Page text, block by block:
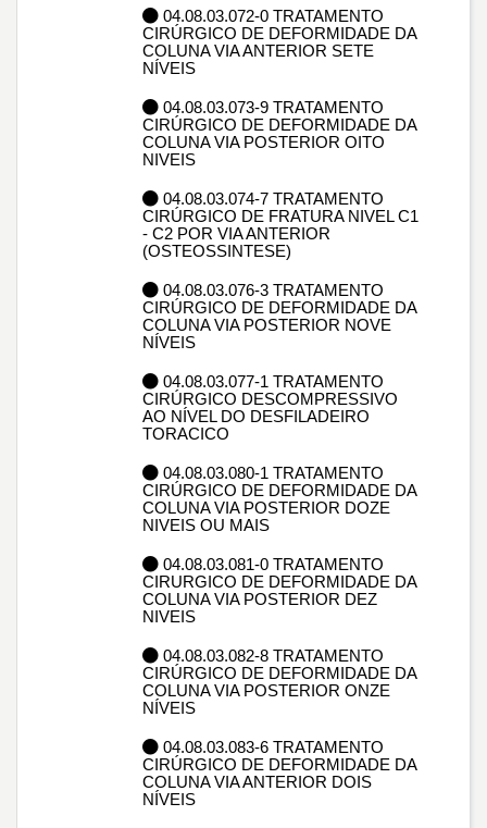
04.08.03.072-0 TRATAMENTO
CIRÚRGICO DE DEFORMIDADE DA
COLUNA VIA ANTERIOR SETE
NÍVEIS
04.08.03.073-9 TRATAMENTO
CIRÚRGICO DE DEFORMIDADE DA
COLUNA VIA POSTERIOR OITO
NIVEIS
04.08.03.074-7 TRATAMENTO
CIRÚRGICO DE FRATURA NIVEL C1
- C2 POR VIA ANTERIOR
(OSTEOSSINTESE)
04.08.03.076-3 TRATAMENTO
CIRÚRGICO DE DEFORMIDADE DA
COLUNA VIA POSTERIOR NOVE
NÍVEIS
04.08.03.077-1 TRATAMENTO
CIRÚRGICO DESCOMPRESSIVO
AO NÍVEL DO DESFILADEIRO
TORACICO
04.08.03.080-1 TRATAMENTO
CIRÚRGICO DE DEFORMIDADE DA
COLUNA VIA POSTERIOR DOZE
NIVEIS OU MAIS
04.08.03.081-0 TRATAMENTO
CIRURGICO DE DEFORMIDADE DA
COLUNA VIA POSTERIOR DEZ
NIVEIS
04.08.03.082-8 TRATAMENTO
CIRÚRGICO DE DEFORMIDADE DA
COLUNA VIA POSTERIOR ONZE
NÍVEIS
04.08.03.083-6 TRATAMENTO
CIRÚRGICO DE DEFORMIDADE DA
COLUNA VIA ANTERIOR DOIS
NÍVEIS